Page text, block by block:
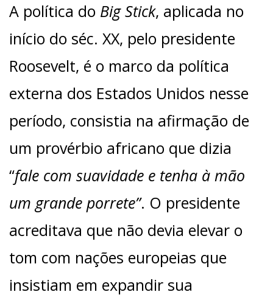
A política do Big Stick, aplicada no
início do séc. XX, pelo presidente
Roosevelt, é o marco da política
externa dos Estados Unidos nesse
período, consistia na afirmação de
um provérbio africano que dizia
“fale com suavidade e tenha à mão
um grande porrete”. O presidente
acreditava que não devia elevar o
tom com nações europeias que
insistiam em expandir sua